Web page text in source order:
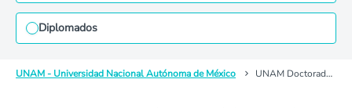
Diplomados
UNAM - Universidad Nacional Autónoma de México UNAM Doctorado en Bibliotecología y Estudios de la Información